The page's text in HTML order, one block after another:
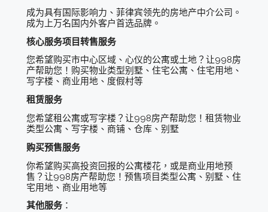
成为具有国际影响力、菲律宾领先的房地产中介公司。
成为上万名国内外客户首选品牌。
核心服务项目转售服务
您希望购买市中心区域、心仪的公寓或土地？让998房
产帮助您！购买物业类型别墅、住宅公寓、住宅用地、
写字楼、商业用地、度假村等
租赁服务
您希望租公寓或写字楼？让998房产帮助您！租赁物业
类型公寓、写字楼、商铺、仓库、别墅
购买预售服务
你希望购买高投资回报的公寓楼花，或是商业用地预
售？让998房产帮助您！预售项目类型公寓、别墅、住
宅用地、商业用地等
其他服务：